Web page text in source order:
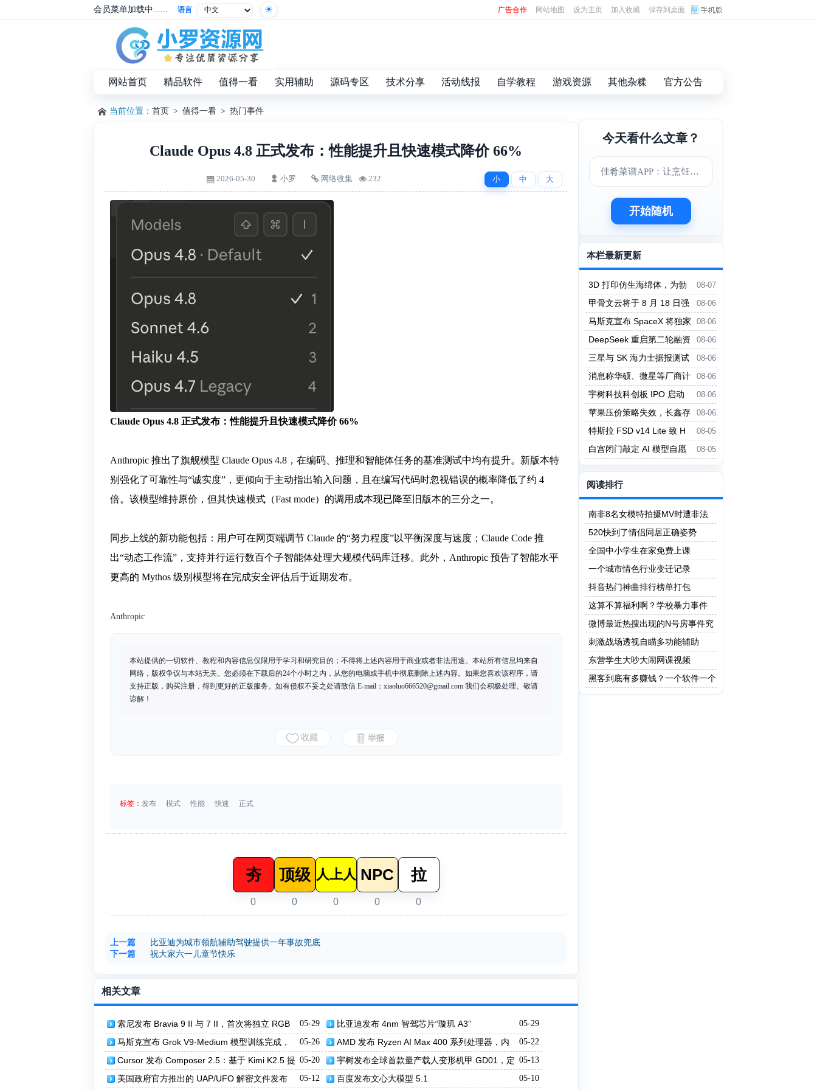
会员菜单加载中...... 语言 广告合作 网站地图 设为主页 加入收藏 保存到桌面
网站首页 精品软件 值得一看 实用辅助 源码专区 技术分享 活动线报 自学教程 游戏资源 其他杂糅 官方公告
当前位置： 首页 > 值得一看 > 热门事件
Claude Opus 4.8 正式发布：性能提升且快速模式降价 66%
小 中 大
2026-05-30 小罗 网络收集 232
Claude Opus 4.8 正式发布：性能提升且快速模式降价 66%
Anthropic 推出了旗舰模型 Claude Opus 4.8，在编码、推理和智能体任务的基准测试中均有提升。新版本特
别强化了可靠性与“诚实度”，更倾向于主动指出输入问题，且在编写代码时忽视错误的概率降低了约 4
倍。该模型维持原价，但其快速模式（Fast mode）的调用成本现已降至旧版本的三分之一。
同步上线的新功能包括：用户可在网页端调节 Claude 的“努力程度”以平衡深度与速度；Claude Code 推
出“动态工作流”，支持并行运行数百个子智能体处理大规模代码库迁移。此外，Anthropic 预告了智能水平
更高的 Mythos 级别模型将在完成安全评估后于近期发布。
Anthropic
本站提供的一切软件、教程和内容信息仅限用于学习和研究目的；不得将上述内容用于商业或者非法用途。本站所有信息均来自
网络，版权争议与本站无关。您必须在下载后的24个小时之内，从您的电脑或手机中彻底删除上述内容。如果您喜欢该程序，请
支持正版，购买注册，得到更好的正版服务。如有侵权不妥之处请致信 E-mail： xiaoluo666520@gmail.com 我们会积极处理。敬请
谅解！
标签： 发布 模式 性能 快速 正式
夯
0
顶级
0
人上人
0
NPC
0
拉
0
上一篇
比亚迪为城市领航辅助驾驶提供一年事故兜底
下一篇
祝大家六一儿童节快乐
相关文章
05-29
索尼发布 Bravia 9 II 与 7 II，首次将独立 RGB
LED 背光带入消费电视
05-29
比亚迪发布 4nm 智驾芯片“璇玑 A3”
05-26
马斯克宣布 Grok V9-Medium 模型训练完成，
预计两三周后发布
05-22
AMD 发布 Ryzen AI Max 400 系列处理器，内
存上限提升至 192 GB
05-20
Cursor 发布 Composer 2.5：基于 Kimi K2.5 提
升长任务表现与协作能力
05-13
宇树发布全球首款量产载人变形机甲 GD01，定
价 390 万元起
05-12
美国政府官方推出的 UAP/UFO 解密文件发布 05-10
百度发布文心大模型 5.1
今天看什么文章？
佳肴菜谱APP：让烹饪变得更简单美味
开始随机
本栏最新更新
08-07
3D 打印仿生海绵体，为勃
起功能障碍提供新疗法
08-06
甲骨文云将于 8 月 18 日强
制实行新 Always-Free 限制
08-06
马斯克宣布 SpaceX 将独家
采用英伟达 AI 架构
08-06
DeepSeek 重启第二轮融资
投前估值 5000 亿元
08-06
三星与 SK 海力士据报测试
中微设备 对冲美国出口管制风险
08-06
消息称华硕、微星等厂商计
划 Q3 上调主板价格
08-06
宇树科技科创板 IPO 启动
询价
08-06
苹果压价策略失效，长鑫存
储拒绝压价
08-05
特斯拉 FSD v14 Lite 致 H
W3 自动驾驶电脑过热故障
08-05
白宫闭门敲定 AI 模型自愿
评估框架，细节不公开
阅读排行
南非8名女模特拍摄MV时遭非法
矿工轮奸
520快到了情侣同居正确姿势
全国中小学生在家免费上课
一个城市情色行业变迁记录
抖音热门神曲排行榜单打包
这算不算福利啊？学校暴力事件
微博最近热搜出现的N号房事件究
竟是什么？
刺激战场透视自瞄多功能辅助
东营学生大吵大闹网课视频
黑客到底有多赚钱？一个软件一个
亿！网友：这只是最低级的黑客!